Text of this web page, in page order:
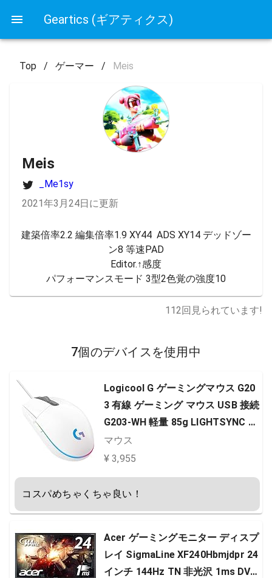
Geartics (ギアティクス)
Top / ゲーマー / Meis
Meis
_Me1sy
2021年3月24日に更新
建築倍率2.2 編集倍率1.9 XY44  ADS XY14 デッドゾー
ン8 等速PAD
Editor.↑感度
パフォーマンスモード 3型2色覚の強度10
112回見られています!
7個のデバイスを使用中
Logicool G ゲーミングマウス G20
3 有線 ゲーミング マウス USB 接続
G203-WH 軽量 85g LIGHTSYNC R
GB 6個プログラムボタン ホワイト
PC windows mac 国内正規品 【 フ
デル 】
マウス
¥ 3,955
コスパめちゃくちゃ良い！
Acer ゲーミングモニター ディスプ
レイ SigmaLine XF240Hbmjdpr 24
インチ 144Hz TN 非光沢 1ms DVI-